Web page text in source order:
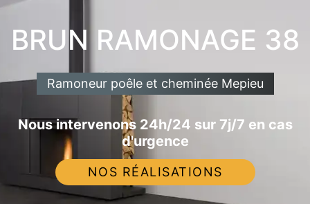
BRUN RAMONAGE 38
Ramoneur poêle et cheminée Mepieu
Nous intervenons 24h/24 sur 7j/7 en cas
d'urgence
NOS RÉALISATIONS